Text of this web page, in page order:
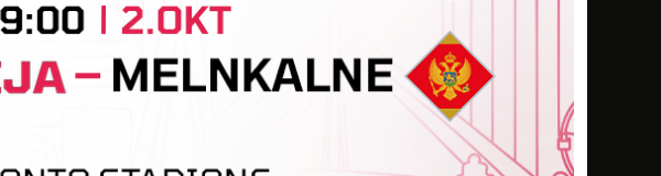
U-13 2021, 6. kārta
LIEPĀJAS FS-3